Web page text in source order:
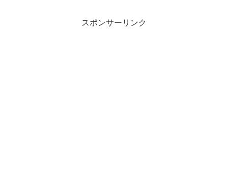
スポンサーリンク